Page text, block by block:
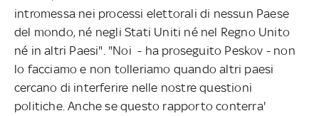
intromessa nei processi elettorali di nessun Paese
del mondo, né negli Stati Uniti né nel Regno Unito
né in altri Paesi". "Noi - ha proseguito Peskov - non
lo facciamo e non tolleriamo quando altri paesi
cercano di interferire nelle nostre questioni
politiche. Anche se questo rapporto conterra'